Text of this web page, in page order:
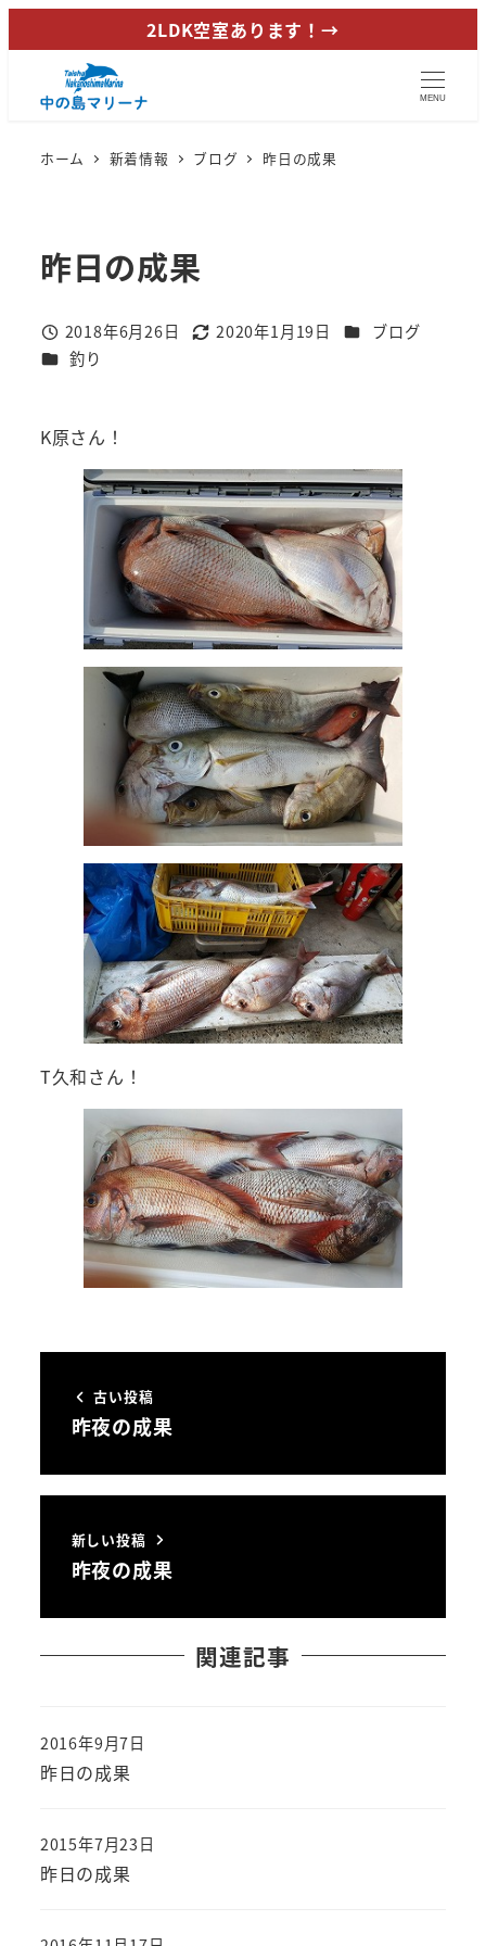
イ
2LDK空室あります！→
MENU
ホーム 新着情報 ブログ 昨日の成果
昨日の成果
投稿日
2018年6月26日
更新日
2020年1月19日 カテゴリー
ブログ
カテゴリー
釣り
K原さん！
T久和さん！
古い投稿
昨夜の成果
新しい投稿
昨夜の成果
関連記事
昨日の成果
投稿日
2016年9月7日
昨日の成果
投稿日
2015年7月23日